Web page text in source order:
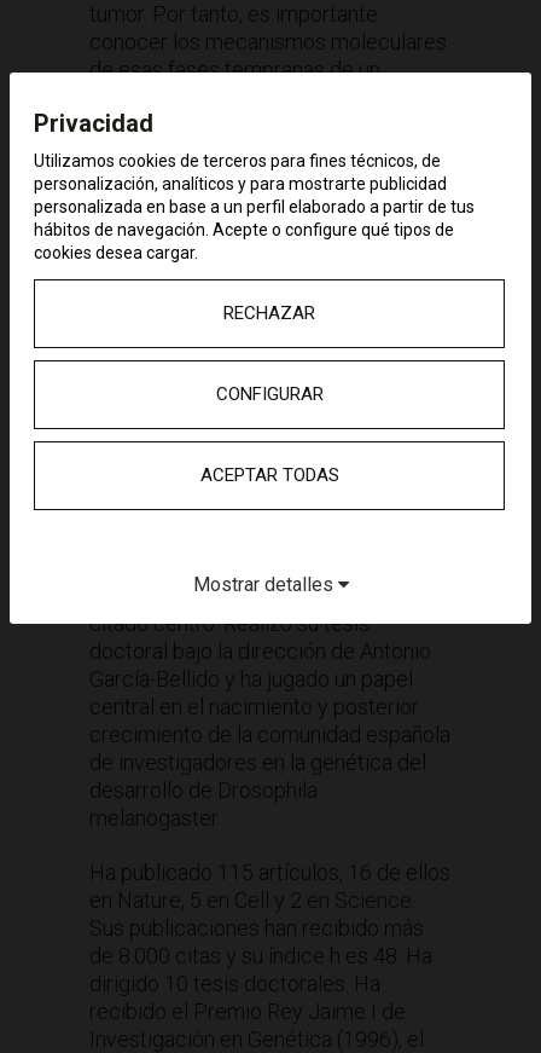
tumor. Por tanto, es importante
conocer los mecanismos moleculares
de esas fases tempranas de un
nuevas dianas terapéuticas
preventivas del cáncer.
Ginés Morata es Profesor de
Biología Molecular Severo Ochoa
(CBMSO), en Madrid, y uno de los
proyección internacional. Se licenció
en Ciencias en la Universidad
que se doctoró en 1973. Trabajó en las
universidades de Oxford y Cambridge
periodo 1990-1991 fue director del
citado centro. Realizó su tesis
doctoral bajo la dirección de Antonio
García-Bellido y ha jugado un papel
central en el nacimiento y posterior
crecimiento de la comunidad española
de investigadores en la genética del
desarrollo de Drosophila
melanogaster.
Ha publicado 115 artículos, 16 de ellos
en Nature, 5 en Cell y 2 en Science.
Sus publicaciones han recibido más
de 8.000 citas y su índice h es 48. Ha
dirigido 10 tesis doctorales. Ha
recibido el Premio Rey Jaime I de
Investigación en Genética (1996), el
Privacidad
Utilizamos cookies de terceros para fines técnicos, de
personalización, analíticos y para mostrarte publicidad
personalizada en base a un perfil elaborado a partir de tus
hábitos de navegación. Acepte o configure qué tipos de
cookies desea cargar.
RECHAZAR
CONFIGURAR
ACEPTAR TODAS
Mostrar detalles